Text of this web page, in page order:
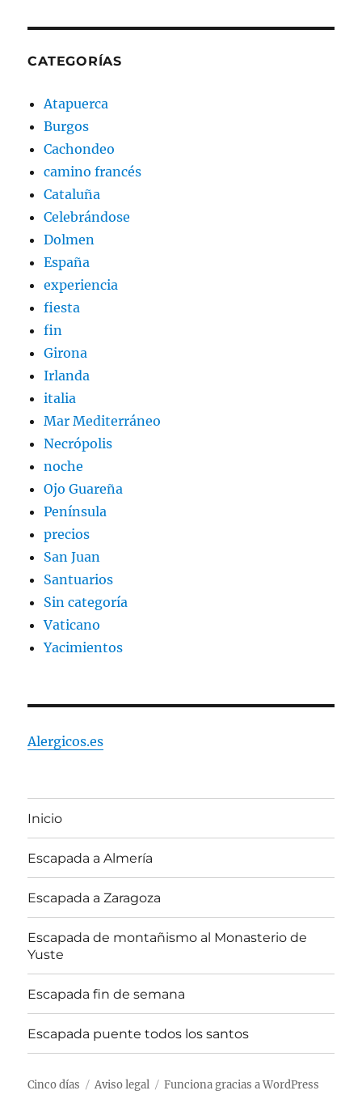
CATEGORÍAS
Atapuerca
Burgos
Cachondeo
camino francés
Cataluña
Celebrándose
Dolmen
España
experiencia
fiesta
fin
Girona
Irlanda
italia
Mar Mediterráneo
Necrópolis
noche
Ojo Guareña
Península
precios
San Juan
Santuarios
Sin categoría
Vaticano
Yacimientos
Alergicos.es
Inicio
Escapada a Almería
Escapada a Zaragoza
Escapada de montañismo al Monasterio de
Yuste
Escapada fin de semana
Escapada puente todos los santos
Cinco días Aviso legal Funciona gracias a WordPress